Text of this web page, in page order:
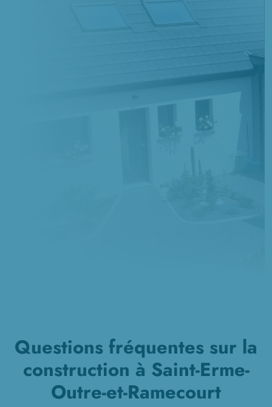
Questions fréquentes sur la
construction à Saint-Erme-
Outre-et-Ramecourt